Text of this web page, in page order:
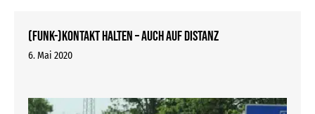
(Funk-)Kontakt halten – auch auf Distanz
6. Mai 2020